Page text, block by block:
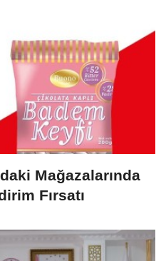
Mağazalarında
Fırsatı